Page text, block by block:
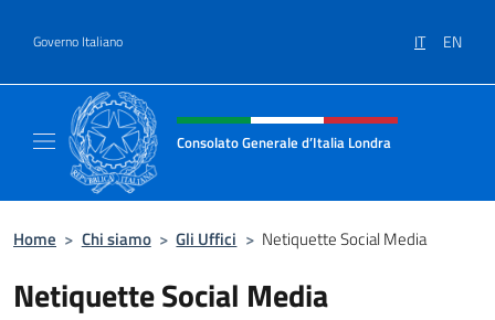
Governo Italiano IT EN
Intestazione sito, social e menù
Consolato Generale d’Italia Londra
Home > Chi siamo > Gli Uffici > Netiquette Social Media
Netiquette Social Media